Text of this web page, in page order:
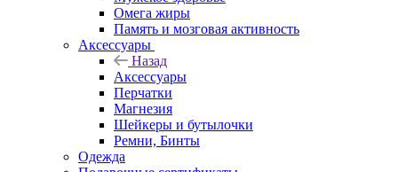
Омега жиры
Память и мозговая активность
Аксессуары
Назад
Аксессуары
Перчатки
Магнезия
Шейкеры и бутылочки
Ремни, Бинты
Одежда